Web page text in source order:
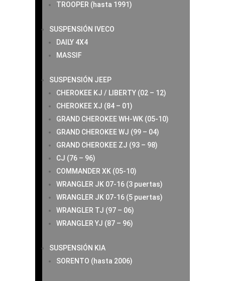
TROOPER (hasta 1991)
SUSPENSIÓN IVECO
DAILY 4X4
MASSIF
SUSPENSIÓN JEEP
CHEROKEE KJ / LIBERTY (02 – 12)
CHEROKEE XJ (84 – 01)
GRAND CHEROKEE WH-WK (05-10)
GRAND CHEROKEE WJ (99 – 04)
GRAND CHEROKEE ZJ (93 – 98)
CJ (76 – 96)
COMMANDER XK (05-10)
WRANGLER JK 07-16 (3 puertas)
WRANGLER JK 07-16 (5 puertas)
WRANGLER TJ (97 – 06)
WRANGLER YJ (87 – 96)
SUSPENSIÓN KIA
SORENTO (hasta 2006)